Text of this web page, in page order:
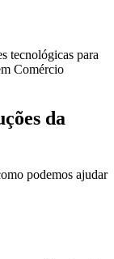
tecnológicas para
Comércio
da
podemos ajudar